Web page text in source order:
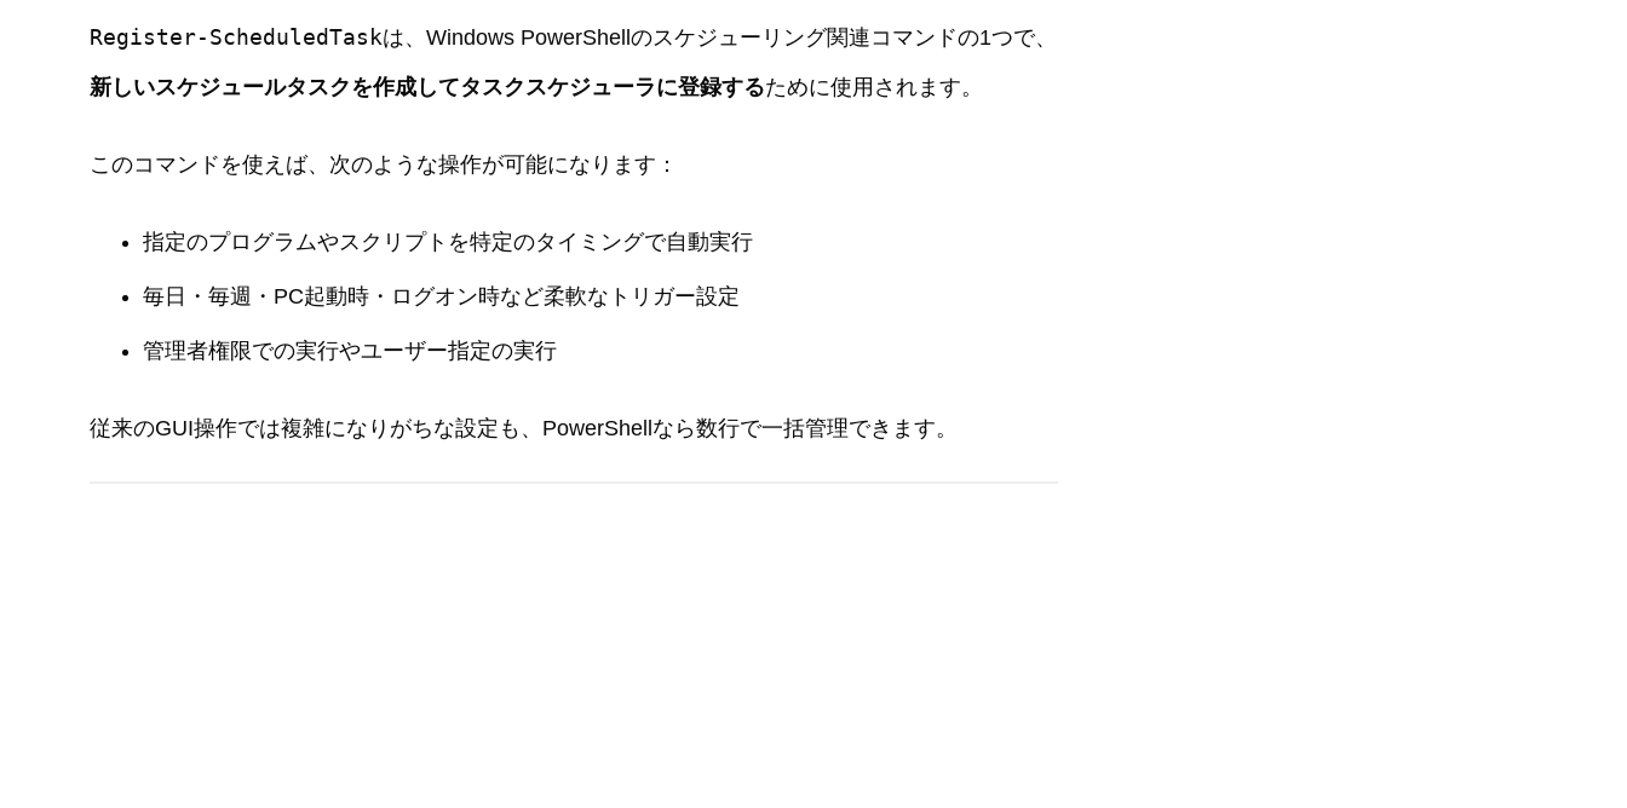
Register-ScheduledTaskは、Windows PowerShellのスケジューリング関連コマンドの1つで、
新しいスケジュールタスクを作成してタスクスケジューラに登録するために使用されます。
このコマンドを使えば、次のような操作が可能になります：
指定のプログラムやスクリプトを特定のタイミングで自動実行
毎日・毎週・PC起動時・ログオン時など柔軟なトリガー設定
管理者権限での実行やユーザー指定の実行
従来のGUI操作では複雑になりがちな設定も、PowerShellなら数行で一括管理できます。